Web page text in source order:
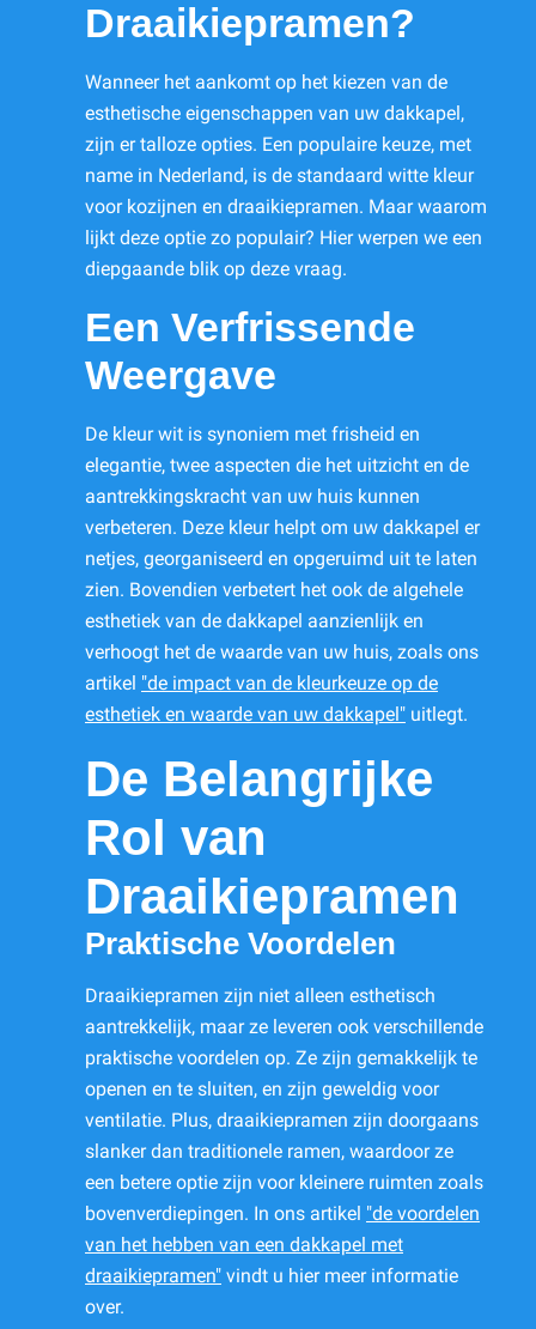
Draaikiepramen?
Wanneer het aankomt op het kiezen van de
esthetische eigenschappen van uw dakkapel,
zijn er talloze opties. Een populaire keuze, met
name in Nederland, is de standaard witte kleur
voor kozijnen en draaikiepramen. Maar waarom
lijkt deze optie zo populair? Hier werpen we een
diepgaande blik op deze vraag.
Een Verfrissende
Weergave
De kleur wit is synoniem met frisheid en
elegantie, twee aspecten die het uitzicht en de
aantrekkingskracht van uw huis kunnen
verbeteren. Deze kleur helpt om uw dakkapel er
netjes, georganiseerd en opgeruimd uit te laten
zien. Bovendien verbetert het ook de algehele
esthetiek van de dakkapel aanzienlijk en
verhoogt het de waarde van uw huis, zoals ons
artikel "de impact van de kleurkeuze op de
esthetiek en waarde van uw dakkapel" uitlegt.
De Belangrijke
Rol van
Draaikiepramen
Praktische Voordelen
Draaikiepramen zijn niet alleen esthetisch
aantrekkelijk, maar ze leveren ook verschillende
praktische voordelen op. Ze zijn gemakkelijk te
openen en te sluiten, en zijn geweldig voor
ventilatie. Plus, draaikiepramen zijn doorgaans
slanker dan traditionele ramen, waardoor ze
een betere optie zijn voor kleinere ruimten zoals
bovenverdiepingen. In ons artikel "de voordelen
van het hebben van een dakkapel met
draaikiepramen" vindt u hier meer informatie
over.